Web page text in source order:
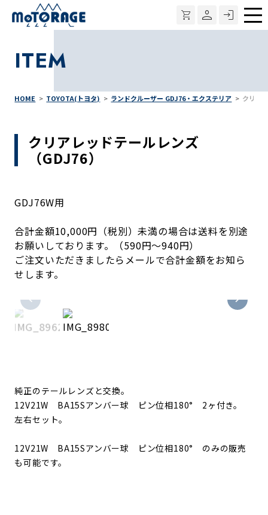
ITEM
HOME TOYOTA(トヨタ) ランドクルーザー GDJ76・エクステリア クリア
クリアレッドテールレンズ
（GDJ76）
GDJ76W用
合計金額10,000円（税別）未満の場合は送料を別途
お願いしております。（590円～940円）
ご注文いただきましたらメールで合計金額をお知ら
せします。
純正のテールレンズと交換。
12V21W BA15Sアンバー球
ピン位相180° 2ヶ付き。
左右セット。
12V21W BA15Sアンバー球 ピン位相180° のみの販売
も可能です。
メ